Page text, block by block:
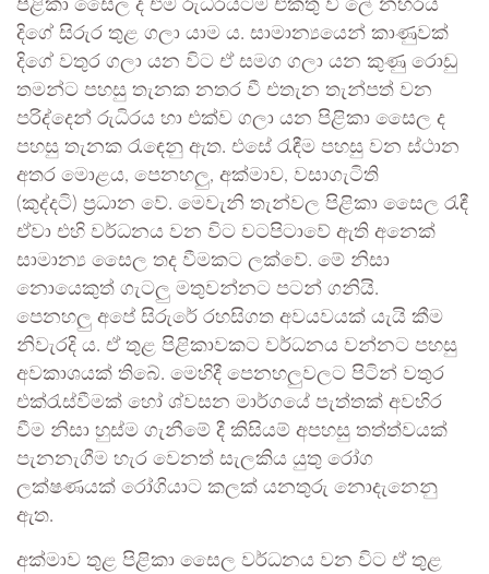
පිළිකා සෛල ද එම රුධිරයටම එකතු වී ලේ නහරය
දිගේ සිරුර තුළ ගලා යාම ය. සාමාන්‍යයෙන් කාණුවක්
දිගේ වතුර ගලා යන විට ඒ සමග ගලා යන කුණු රොඩු
තමන්ට පහසු තැනක නතර වී එතැන තැන්පත් වන
පරිද්දෙන් රුධිරය හා එක්ව ගලා යන පිළිකා සෛල ද
පහසු තැනක රැඳෙනු ඇත. එසේ රැඳීම පහසු වන ස්ථාන
අතර මොළය, පෙනහලු, අක්මාව, වසාගැටිති
(කුද්දටි) ප්‍රධාන වේ. මෙවැනි තැන්වල පිළිකා සෛල රැඳී
ඒවා එහි වර්ධනය වන විට වටපිටාවේ ඇති අනෙක්
සාමාන්‍ය සෛල තද වීමකට ලක්වේ. මේ නිසා
නොයෙකුත් ගැටලු මතුවන්නට පටන් ගනියි.
පෙනහලු අපේ සිරුරේ රහසිගත අවයවයක් යැයි කීම
නිවැරදි ය. ඒ තුළ පිළිකාවකට වර්ධනය වන්නට පහසු
අවකාශයක් තිබේ. මෙහිදී පෙනහලුවලට පිටින් වතුර
එක්රැස්වීමක් හෝ ශ්වසන මාර්ගයේ පැත්තක් අවහිර
වීම නිසා හුස්ම ගැනීමේ දී කිසියම් අපහසු තත්ත්වයක්
පැනනැගීම හැර වෙනත් සැලකිය යුතු රෝග
ලක්ෂණයක් රෝගියාට කලක් යනතුරු නොදැනෙනු
ඇත.
අක්මාව තුළ පිළිකා සෛල වර්ධනය වන විට ඒ තුළ